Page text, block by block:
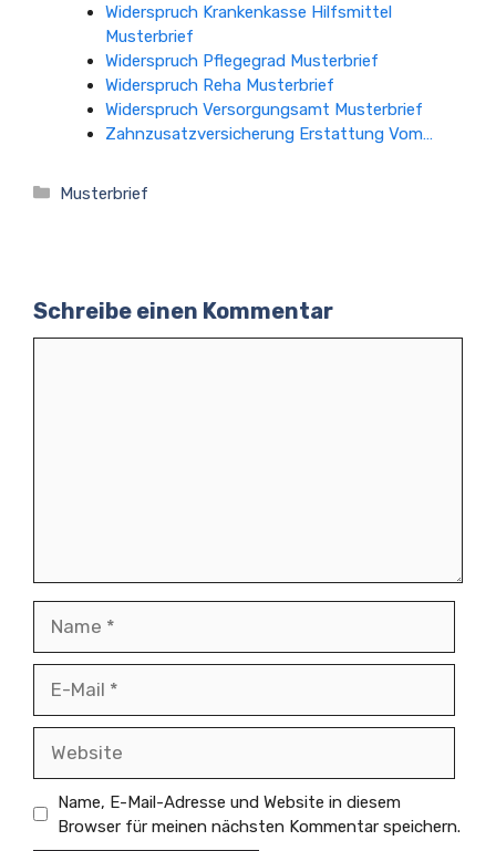
Widerspruch Krankenkasse Hilfsmittel
Musterbrief
Widerspruch Pflegegrad Musterbrief
Widerspruch Reha Musterbrief
Widerspruch Versorgungsamt Musterbrief
Zahnzusatzversicherung Erstattung Vom…
Kategorien
Musterbrief
Schreibe einen Kommentar
Mail
Name, E-Mail-Adresse und Website in diesem
Browser für meinen nächsten Kommentar speichern.